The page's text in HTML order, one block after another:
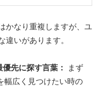
かなり重複しますが、ユ
違いがあります。
先に探す言葉：
まず
幅広く見つけたい時の